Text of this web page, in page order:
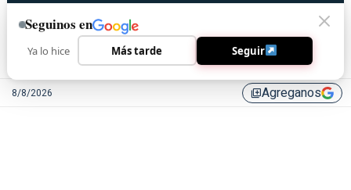
8/8/2026 library_addAgreganos
Seguinos en
Ya lo hice Más tarde Seguir